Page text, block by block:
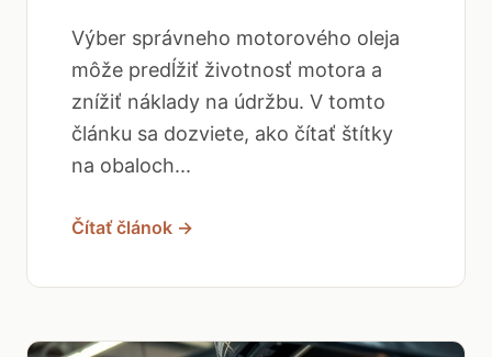
Výber správneho motorového oleja
môže predĺžiť životnosť motora a
znížiť náklady na údržbu. V tomto
článku sa dozviete, ako čítať štítky
na obaloch...
Čítať článok →